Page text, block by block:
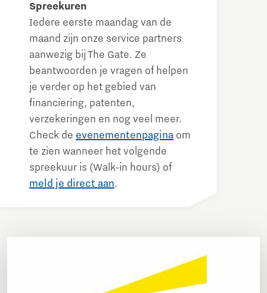
Spreekuren
Iedere eerste maandag van de
maand zijn onze service partners
aanwezig bij The Gate. Ze
beantwoorden je vragen of helpen
je verder op het gebied van
financiering, patenten,
verzekeringen en nog veel meer.
Check de evenementenpagina om
te zien wanneer het volgende
spreekuur is (Walk-in hours) of
meld je direct aan.